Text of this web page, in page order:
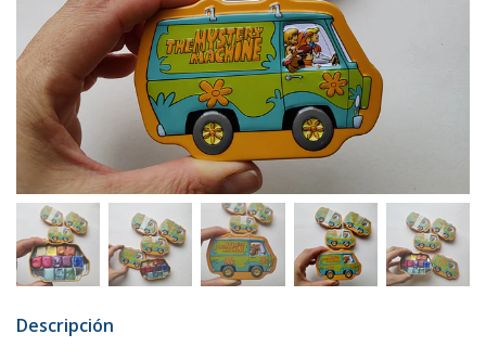
Descripción